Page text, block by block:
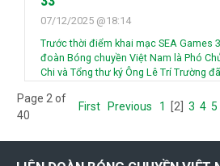
07/12/2025 @18:14
Trước thời điểm khai mạc SEA Games
đoàn Bóng chuyền Việt Nam là Phó
Chi và Tổng thư ký Ông Lê Trí Trường đã
Page 2 of
40
First Previous 1 [2] 3 4 5